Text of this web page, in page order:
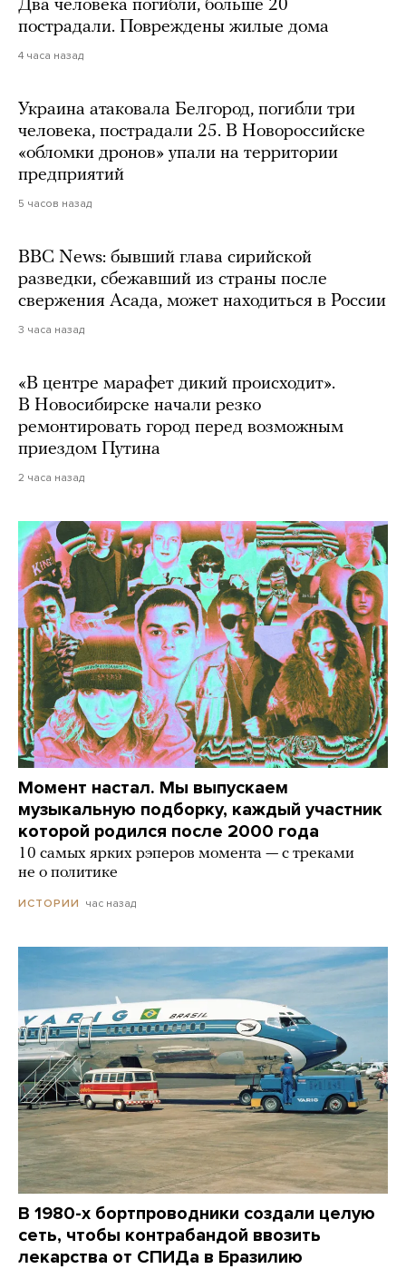
Два человека погибли, больше 20
пострадали. Повреждены жилые дома
4 часа назад
Украина атаковала Белгород, погибли три
человека, пострадали 25. В Новороссийске
«обломки дронов» упали на территории
предприятий
5 часов назад
BBC News: бывший глава сирийской
разведки, сбежавший из страны после
свержения Асада, может находиться в России
3 часа назад
«В центре марафет дикий происходит».
В Новосибирске начали резко
ремонтировать город перед возможным
приездом Путина
2 часа назад
Момент настал. Мы выпускаем
музыкальную подборку, каждый участник
которой родился после 2000 года
10 самых ярких рэперов момента — с треками
не о политике
ИСТОРИИ час назад
В 1980-х бортпроводники создали целую
сеть, чтобы контрабандой ввозить
лекарства от СПИДа в Бразилию